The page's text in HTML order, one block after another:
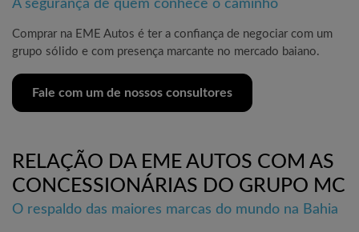
A segurança de quem conhece o caminho
Comprar na EME Autos é ter a confiança de negociar com um
grupo sólido e com presença marcante no mercado baiano.
Fale com um de nossos consultores
RELAÇÃO DA EME AUTOS COM AS
CONCESSIONÁRIAS DO GRUPO MC
O respaldo das maiores marcas do mundo na Bahia